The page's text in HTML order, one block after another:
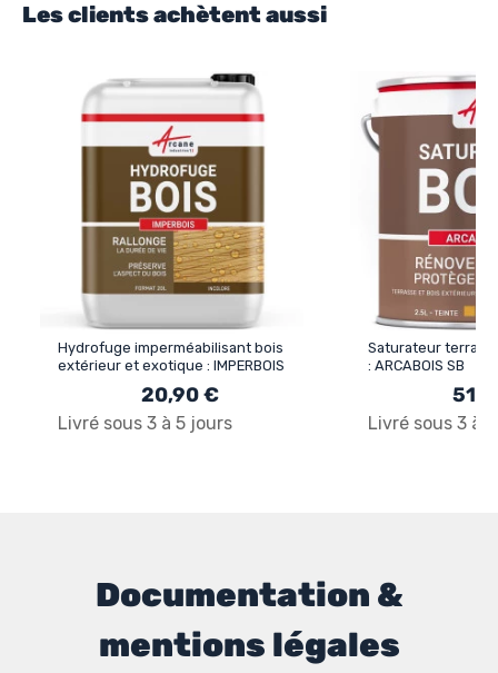
Les clients achètent aussi
Hydrofuge imperméabilisant bois
extérieur et exotique : IMPERBOIS
20,90 €
Livré sous 3 à 5 jours
Saturateur
: ARCABOIS SB
Livré sous 3 à
Documentation &
mentions légales